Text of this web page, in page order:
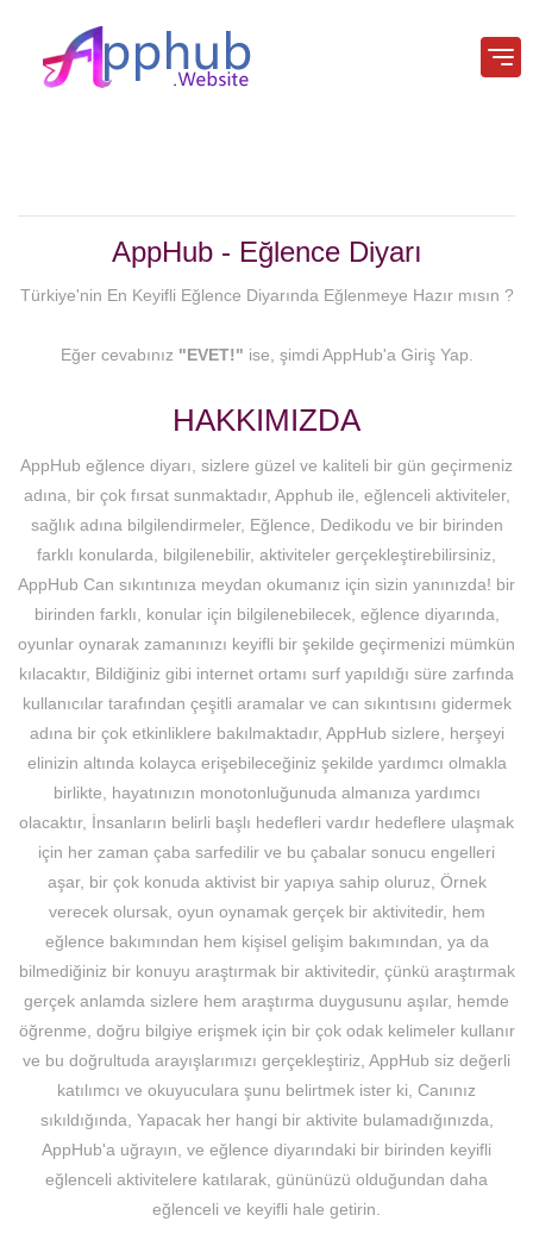
AppHub - Eğlence Diyarı
Türkiye'nin En Keyifli Eğlence Diyarında Eğlenmeye Hazır mısın ?
Eğer cevabınız "EVET!" ise, şimdi AppHub'a Giriş Yap.
HAKKIMIZDA
AppHub eğlence diyarı, sizlere güzel ve kaliteli bir gün geçirmeniz
adına, bir çok fırsat sunmaktadır, Apphub ile, eğlenceli aktiviteler,
sağlık adına bilgilendirmeler, Eğlence, Dedikodu ve bir birinden
farklı konularda, bilgilenebilir, aktiviteler gerçekleştirebilirsiniz,
AppHub Can sıkıntınıza meydan okumanız için sizin yanınızda! bir
birinden farklı, konular için bilgilenebilecek, eğlence diyarında,
oyunlar oynarak zamanınızı keyifli bir şekilde geçirmenizi mümkün
kılacaktır, Bildiğiniz gibi internet ortamı surf yapıldığı süre zarfında
kullanıcılar tarafından çeşitli aramalar ve can sıkıntısını gidermek
adına bir çok etkinliklere bakılmaktadır, AppHub sizlere, herşeyi
elinizin altında kolayca erişebileceğiniz şekilde yardımcı olmakla
birlikte, hayatınızın monotonluğunuda almanıza yardımcı
olacaktır, İnsanların belirli başlı hedefleri vardır hedeflere ulaşmak
için her zaman çaba sarfedilir ve bu çabalar sonucu engelleri
aşar, bir çok konuda aktivist bir yapıya sahip oluruz, Örnek
verecek olursak, oyun oynamak gerçek bir aktivitedir, hem
eğlence bakımından hem kişisel gelişim bakımından, ya da
bilmediğiniz bir konuyu araştırmak bir aktivitedir, çünkü araştırmak
gerçek anlamda sizlere hem araştırma duygusunu aşılar, hemde
öğrenme, doğru bilgiye erişmek için bir çok odak kelimeler kullanır
ve bu doğrultuda arayışlarımızı gerçekleştiriz, AppHub siz değerli
katılımcı ve okuyuculara şunu belirtmek ister ki, Canınız
sıkıldığında, Yapacak her hangi bir aktivite bulamadığınızda,
AppHub'a uğrayın, ve eğlence diyarındaki bir birinden keyifli
eğlenceli aktivitelere katılarak, gününüzü olduğundan daha
eğlenceli ve keyifli hale getirin.